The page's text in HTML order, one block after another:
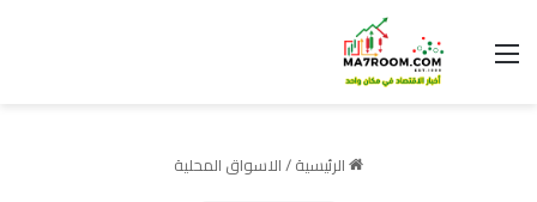
القائمة
الرئيسية/الاسواق المحلية